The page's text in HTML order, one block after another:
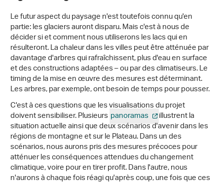
Le futur aspect du paysage n'est toutefois connu qu'en
partie: les glaciers auront disparu. Mais c'est à nous de
décider si et comment nous utiliserons les lacs qui en
résulteront. La chaleur dans les villes peut être atténuée par
davantage d'arbres qui rafraîchissent, plus d'eau en surface
et des constructions adaptées – ou par des climatiseurs. Le
timing de la mise en œuvre des mesures est déterminant.
Les arbres, par exemple, ont besoin de temps pour pousser.
C'est à ces questions que les visualisations du projet
doivent sensibiliser. Plusieurspanoramas illustrent la
situation actuelle ainsi que deux scénarios d'avenir dans les
régions de montagne et sur le Plateau. Dans un des
scénarios, nous aurons pris des mesures précoces pour
atténuer les conséquences attendues du changement
climatique, voire pour en tirer profit. Dans l'autre, nous
n'aurons à chaque fois réagi qu'après coup, une fois que ces